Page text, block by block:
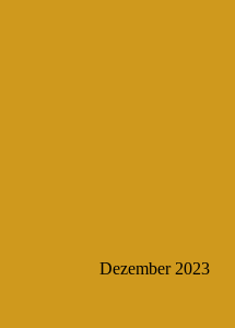
Dezember 2023